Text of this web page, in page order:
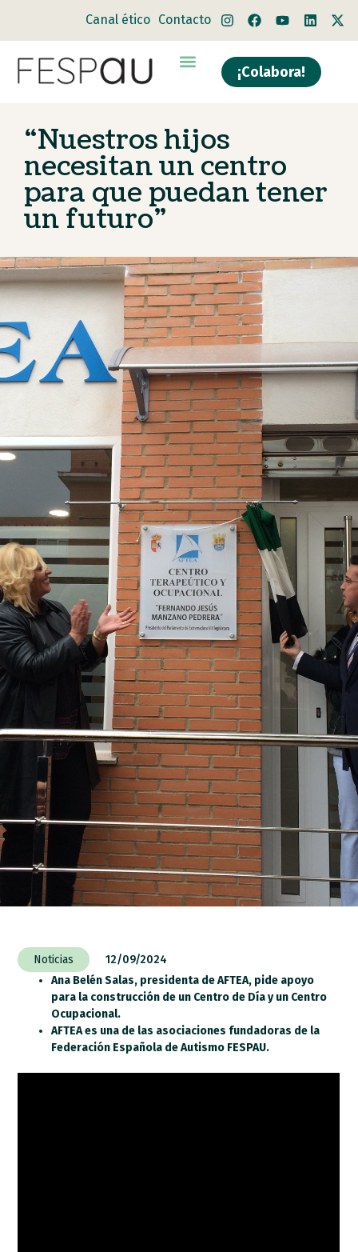
Canal ético Contacto
¡Colabora!
“Nuestros hijos
necesitan un centro
para que puedan tener
un futuro”
Noticias
12/09/2024
Ana Belén Salas, presidenta de AFTEA, pide apoyo
para la construcción de un Centro de Día y un Centro
Ocupacional.
AFTEA es una de las asociaciones fundadoras de la
Federación Española de Autismo FESPAU.